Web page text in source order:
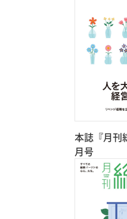
本誌『月刊
月号